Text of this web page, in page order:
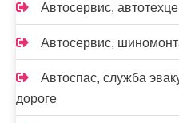
Автосервис,
Автосервис,
Автоспас, служба
дороге